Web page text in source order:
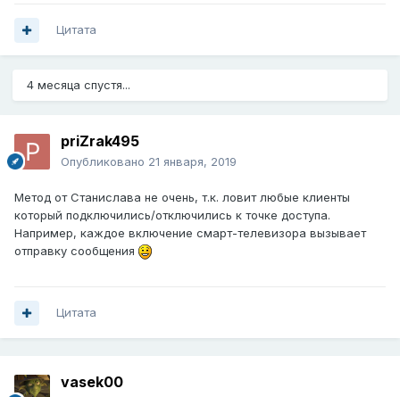
Цитата
4 месяца спустя...
priZrak495
Опубликовано 21 января, 2019
Метод от Станислава не очень, т.к. ловит любые клиенты
который подключились/отключились к точке доступа.
Например, каждое включение смарт-телевизора вызывает
отправку сообщения
Цитата
vasek00